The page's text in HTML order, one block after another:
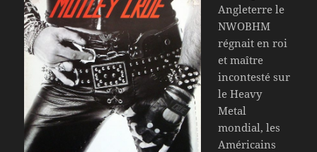
Angleterre le
NWOBHM
régnait en roi
et maître
incontesté sur
le Heavy
Metal
mondial, les
Américains